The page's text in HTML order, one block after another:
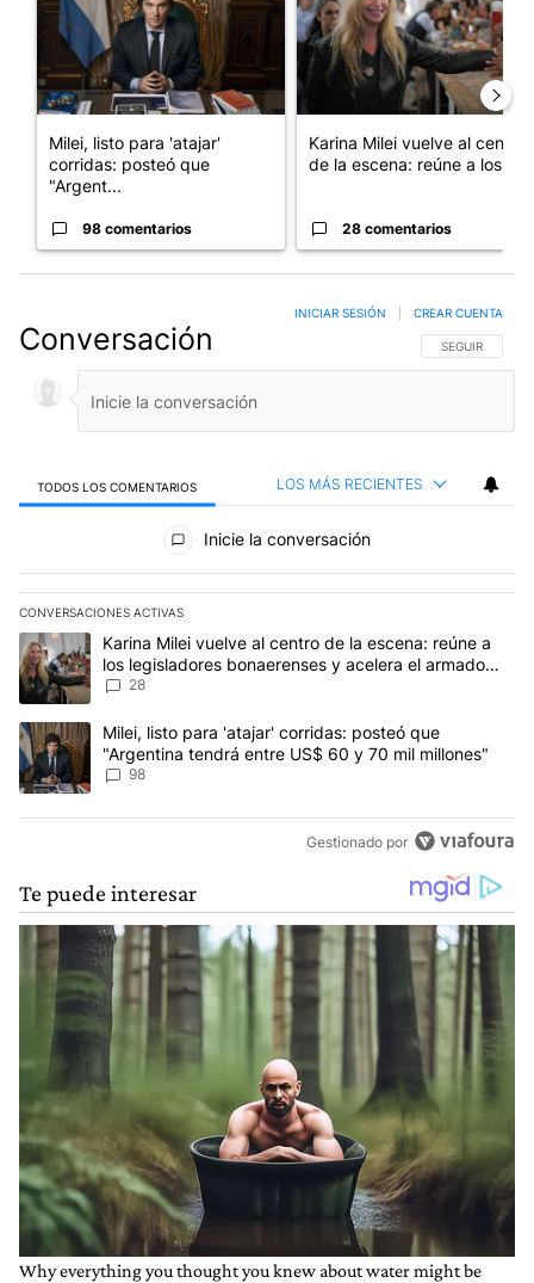
Milei, listo para 'atajar'
corridas: posteó que
"Argent...
98 comentarios
Karina Milei vuelve al centro
de la escena: reúne a los...
28 comentarios
Conversación SIGA ESTA
SEGUIR
INICIAR SESIÓN CREAR CUENTA
TODOS LOS COMENTARIOS LOS MÁS RECIENTES
Todos los comentarios
Inicie la conversación
CONVERSACIONES ACTIVAS
Este listado muestra los artículos con más comentarios en los
Un artículo de tendencia con el título "Karina Milei vuelve al
Karina Milei vuelve al centro de la escena: reúne a
los legisladores bonaerenses y acelera el armado
para 2027
28
Un artículo de tendencia con el título "Milei, listo para 'atajar'
Milei, listo para 'atajar' corridas: posteó que
"Argentina tendrá entre US$ 60 y 70 mil millones"
98
Gestionado por